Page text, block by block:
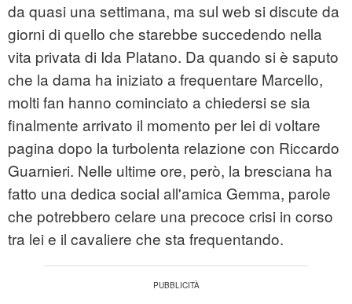
da quasi una settimana, ma sul web si discute da
giorni di quello che starebbe succedendo nella
vita privata di Ida Platano. Da quando si è saputo
che la dama ha iniziato a frequentare Marcello,
molti fan hanno cominciato a chiedersi se sia
finalmente arrivato il momento per lei di voltare
pagina dopo la turbolenta relazione con Riccardo
Guarnieri. Nelle ultime ore, però, la bresciana ha
fatto una dedica social all'amica Gemma, parole
che potrebbero celare una precoce crisi in corso
tra lei e il cavaliere che sta frequentando.